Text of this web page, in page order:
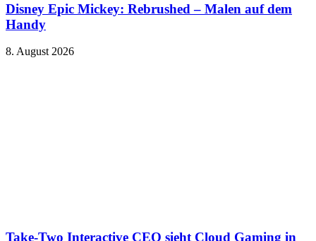
Disney Epic Mickey: Rebrushed – Malen auf dem
Handy
8. August 2026
Take-Two Interactive CEO sieht Cloud Gaming in